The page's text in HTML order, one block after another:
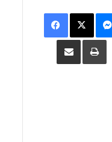
Facebook
X
Condividi via Email